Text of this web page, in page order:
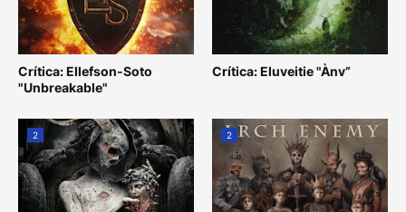
Crítica: Ellefson-Soto
"Unbreakable"
Crítica: Eluveitie "Ànv”
2 2